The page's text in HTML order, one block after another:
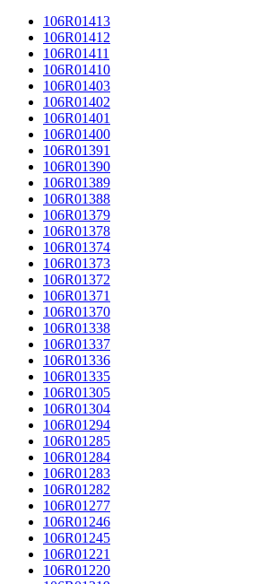
106R01413
106R01412
106R01411
106R01410
106R01403
106R01402
106R01401
106R01400
106R01391
106R01390
106R01389
106R01388
106R01379
106R01378
106R01374
106R01373
106R01372
106R01371
106R01370
106R01338
106R01337
106R01336
106R01335
106R01305
106R01304
106R01294
106R01285
106R01284
106R01283
106R01282
106R01277
106R01246
106R01245
106R01221
106R01220